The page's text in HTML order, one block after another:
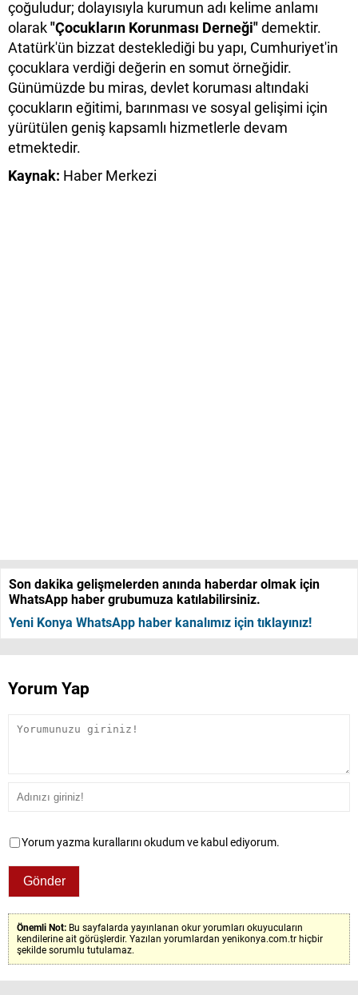
çoğuludur; dolayısıyla kurumun adı kelime anlamı
olarak"Çocukların Korunması Derneği"demektir.
Atatürk'ün bizzat desteklediği bu yapı, Cumhuriyet'in
çocuklara verdiği değerin en somut örneğidir.
Günümüzde bu miras, devlet koruması altındaki
çocukların eğitimi, barınması ve sosyal gelişimi için
yürütülen geniş kapsamlı hizmetlerle devam
etmektedir.
Kaynak: Haber Merkezi
Son dakika gelişmelerden anında haberdar olmak için
WhatsApp haber grubumuza katılabilirsiniz.
Yeni Konya WhatsApp haber kanalımız için tıklayınız!
Yorum Yap
Yorum yazma kurallarını okudum ve kabul ediyorum.
Önemli Not: Bu sayfalarda yayınlanan okur yorumları okuyucuların
kendilerine ait görüşlerdir. Yazılan yorumlardan yenikonya.com.tr hiçbir
şekilde sorumlu tutulamaz.